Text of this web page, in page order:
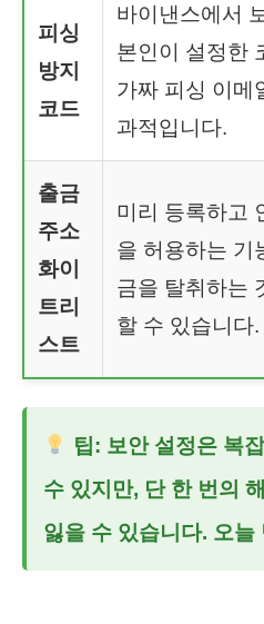
피싱
방지
코드
바이낸스에서
본인이 설정한
가짜 피싱 이메
과적입니다.
출금
주소
화이
트리
스트
미리 등록하고
을 허용하는 기
금을 탈취하는
할 수 있습니다.
팁: 보안 설정은 복
수 있지만, 단 한 번의
잃을 수 있습니다. 오늘